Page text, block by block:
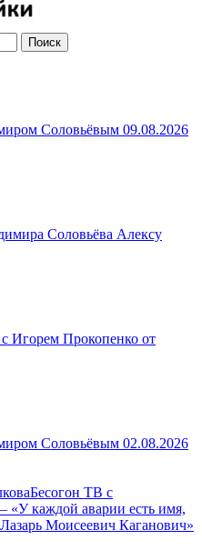
Соловьёвым 09.08.2026
Соловьёва Алексу
Игорем Прокопенко от
Соловьёвым 02.08.2026
Бесогон ТВ с
каждой аварии есть имя,
Моисеевич Каганович»